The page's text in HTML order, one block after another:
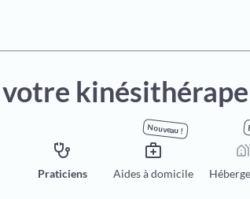
stethoscope
Praticiens
Nouveau !
medical_services
Aides à domicile